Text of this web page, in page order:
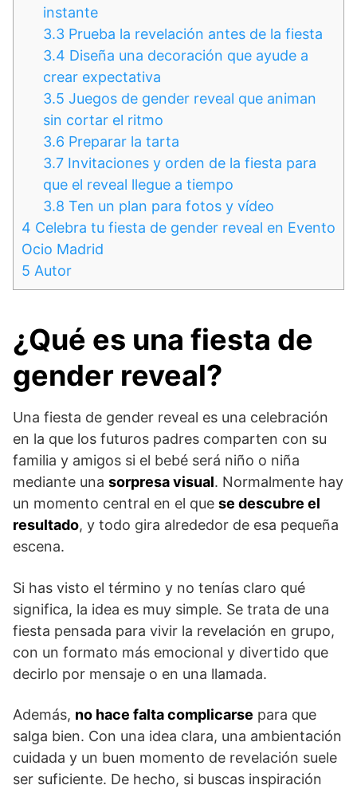
instante
3.3 Prueba la revelación antes de la fiesta
3.4 Diseña una decoración que ayude a
crear expectativa
3.5 Juegos de gender reveal que animan
sin cortar el ritmo
3.6 Preparar la tarta
3.7 Invitaciones y orden de la fiesta para
que el reveal llegue a tiempo
3.8 Ten un plan para fotos y vídeo
4 Celebra tu fiesta de gender reveal en Evento
Ocio Madrid
5 Autor
¿Qué es una fiesta de
gender reveal?
Una fiesta de gender reveal es una celebración
en la que los futuros padres comparten con su
familia y amigos si el bebé será niño o niña
mediante una sorpresa visual. Normalmente hay
un momento central en el que se descubre el
resultado, y todo gira alrededor de esa pequeña
escena.
Si has visto el término y no tenías claro qué
significa, la idea es muy simple. Se trata de una
fiesta pensada para vivir la revelación en grupo,
con un formato más emocional y divertido que
decirlo por mensaje o en una llamada.
Además, no hace falta complicarse para que
salga bien. Con una idea clara, una ambientación
cuidada y un buen momento de revelación suele
ser suficiente. De hecho, si buscas inspiración